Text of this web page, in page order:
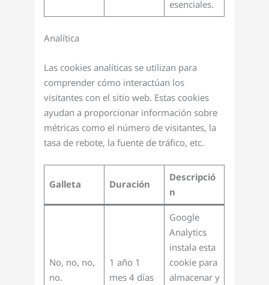
esenciales.
Analítica
Las cookies analíticas se utilizan para
comprender cómo interactúan los
visitantes con el sitio web. Estas cookies
ayudan a proporcionar información sobre
métricas como el número de visitantes, la
tasa de rebote, la fuente de tráfico, etc.
Galleta Duración
Descripció
n
No, no, no,
no.
1 año 1
mes 4 días
Google
Analytics
instala esta
cookie para
almacenar y